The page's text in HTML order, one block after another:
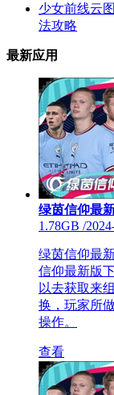
少女前线云
法攻略
最新应用
绿茵信仰最
1.78GB /
绿茵信仰最
信仰最新版
以去获取来
换，玩家所
操作。
查看